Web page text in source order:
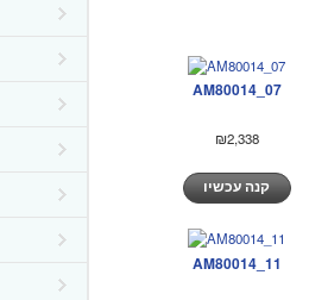
AM80014_07
₪2,338
AM80014_11